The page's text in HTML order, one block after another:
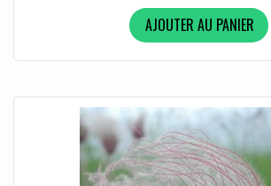
AJOUTER AU PANIER